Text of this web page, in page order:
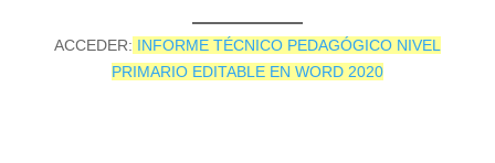
ACCEDER: INFORME TÉCNICO PEDAGÓGICO NIVEL
PRIMARIO EDITABLE EN WORD 2020